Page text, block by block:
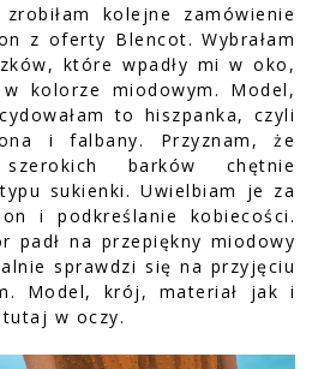
kolejne zamówienie
z oferty Blencot. Wybrałam
które wpadły mi w oko,
kolorze miodowym. Model,
to hiszpanka, czyli
i falbany. Przyznam, że
barków chętnie
sukienki. Uwielbiam je za
i podkreślanie kobiecości.
padł na przepiękny miodowy
sprawdzi się na przyjęciu
Model, krój, materiał jak i
w oczy.